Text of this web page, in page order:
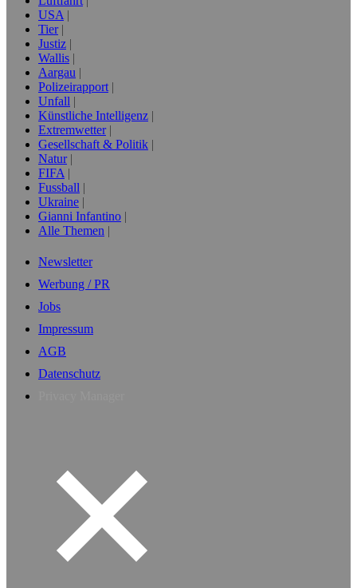
USA
Tier
Justiz
Wallis
Aargau
Polizeirapport
Unfall
Künstliche Intelligenz
Extremwetter
Gesellschaft & Politik
Natur
FIFA
Fussball
Ukraine
Gianni Infantino
Alle Themen
Newsletter
Werbung / PR
Jobs
Impressum
AGB
Datenschutz